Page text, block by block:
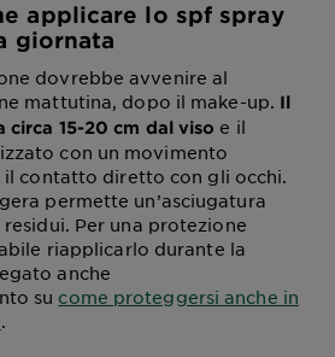
applicare lo spf spray
giornata
dovrebbe avvenire al
mattutina, dopo il make-up. Il
15-20 cm dal viso e il
con un movimento
contatto diretto con gli occhi.
permette un’asciugatura
Per una protezione
riapplicarlo durante la
anche
su come proteggersi anche in
.